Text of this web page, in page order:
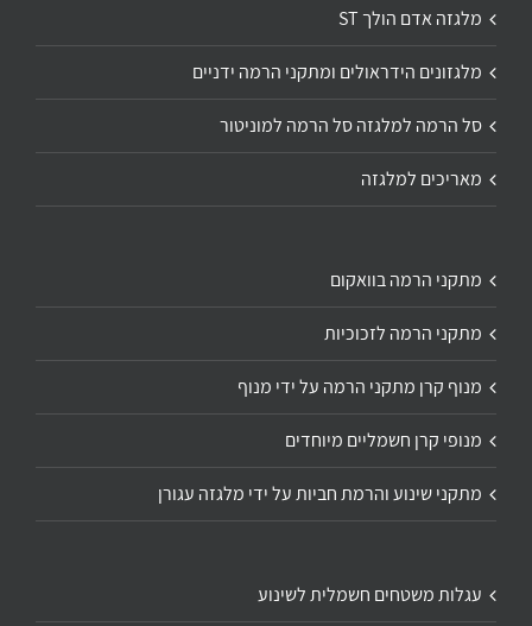
מלגזה אדם הולך ST
מלגזונים הידראולים ומתקני הרמה ידניים
סל הרמה למלגזה סל הרמה למוניטור
מאריכים למלגזה
מתקני הרמה בוואקום
מתקני הרמה לזכוכיות
מנוף קרן מתקני הרמה על ידי מנוף
מנופי קרן חשמליים מיוחדים
מתקני שינוע והרמת חביות על ידי מלגזה עגורן
עגלות משטחים חשמלית לשינוע